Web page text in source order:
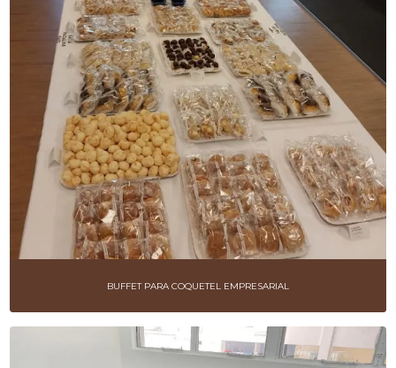
BUFFET PARA COQUETEL EMPRESARIAL